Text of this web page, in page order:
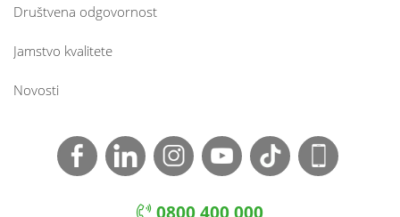
Društvena odgovornost
Jamstvo kvalitete
Novosti